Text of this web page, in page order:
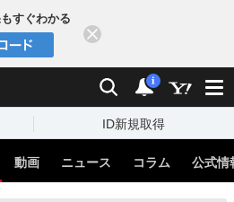
すぐわかる
検索 通知
i
ID新規取得
動画 ニュース コラム 公式情